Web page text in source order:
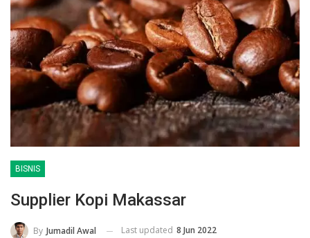
BISNIS
Supplier Kopi Makassar
By Jumadil Awal Last updated 8 Jun 2022